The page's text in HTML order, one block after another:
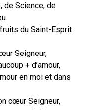
de Science, de
du Saint-Esprit
Seigneur,
+ d’amour,
en moi et dans
cœur Seigneur,